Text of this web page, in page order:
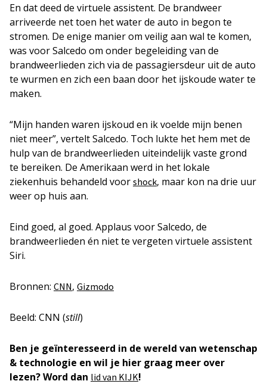
En dat deed de virtuele assistent. De brandweer
arriveerde net toen het water de auto in begon te
stromen. De enige manier om veilig aan wal te komen,
was voor Salcedo om onder begeleiding van de
brandweerlieden zich via de passagiersdeur uit de auto
te wurmen en zich een baan door het ijskoude water te
maken.
“Mijn handen waren ijskoud en ik voelde mijn benen
niet meer”, vertelt Salcedo. Toch lukte het hem met de
hulp van de brandweerlieden uiteindelijk vaste grond
te bereiken. De Amerikaan werd in het lokale
ziekenhuis behandeld voor shock, maar kon na drie uur
weer op huis aan.
Eind goed, al goed. Applaus voor Salcedo, de
brandweerlieden én niet te vergeten virtuele assistent
Siri.
Bronnen: CNN, Gizmodo
Beeld: CNN (still)
Ben je geïnteresseerd in de wereld van wetenschap
& technologie en wil je hier graag meer over
lezen? Word dan lid van KIJK!